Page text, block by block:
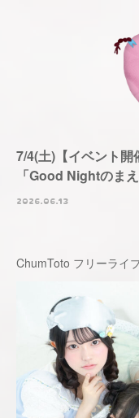
7/4(土)【イベント
「Good Nightのま
2026.06.13
ChumToto フリーライ